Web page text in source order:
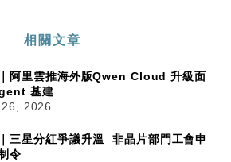
相關文章
阿里雲推海外版Qwen Cloud 升級面
基建
2026
三星分紅爭議升溫 非晶片部門工會申
令